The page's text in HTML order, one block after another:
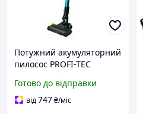
Потужний акумуляторний
пилосос PROFI-TEC
без АКБ, бак 500 мл PPO26
Готово до відправки
від747₴/міс